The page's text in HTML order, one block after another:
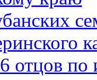
отцов по